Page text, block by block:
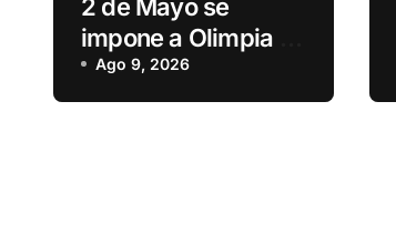
2 de Mayo se
impone a Olimpia y
ratifica su gran
momento en el
Ago 9, 2026